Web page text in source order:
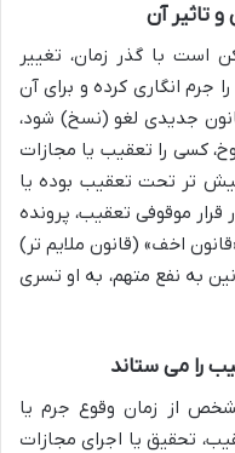
است با گذر زمان، تغییر
جرم انگاری کرده و برای آن
جدیدی لغو (نسخ) شود،
کسی را تعقیب یا مجازات
تر تحت تعقیب بوده یا
موقوفی تعقیب، پرونده
اخف» (قانون ملایم تر)
به نفع متهم، به او تسری
از زمان وقوع جرم یا
تحقیق یا اجرای مجازات